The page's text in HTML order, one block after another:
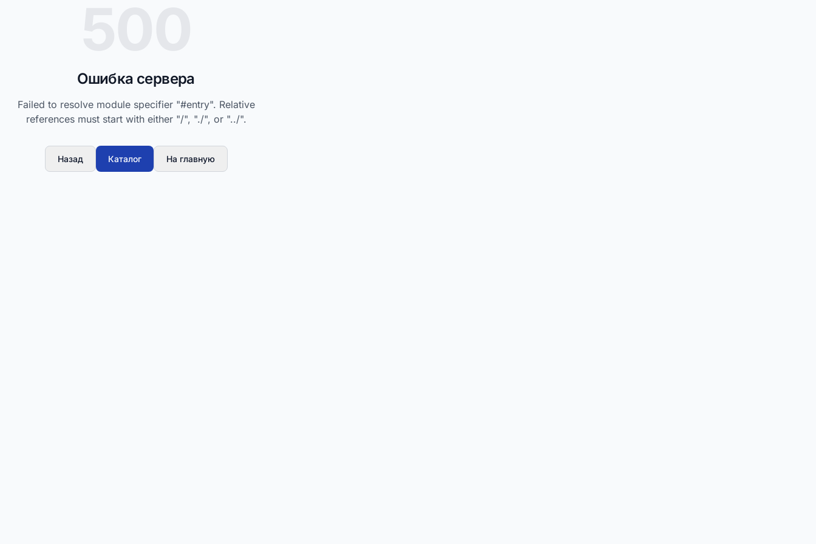
Ошибка сервера
Failed to resolve module specifier "#entry". Relative
references must start with either "/", "./", or "../".
Назад Каталог На главную